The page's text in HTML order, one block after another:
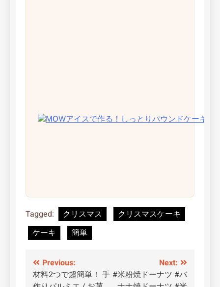
Tagged: クリスマス
クリスマスケーキ
ケーキ
簡単
投
稿
Previous:
材料2つで超簡単！ 手
Next:
#米粉焼ドーナツ #バ